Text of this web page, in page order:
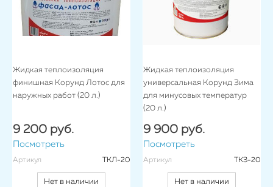
Жидкая теплоизоляция
финишная Корунд Лотос для
наружных работ (20 л.)
9 200 руб.
Посмотреть
Артикул ТКЛ-20
Нет в наличии
Жидкая теплоизоляция
универсальная Корунд Зима
для минусовых температур
(20 л.)
9 900 руб.
Посмотреть
Артикул ТКЗ-20
Нет в наличии